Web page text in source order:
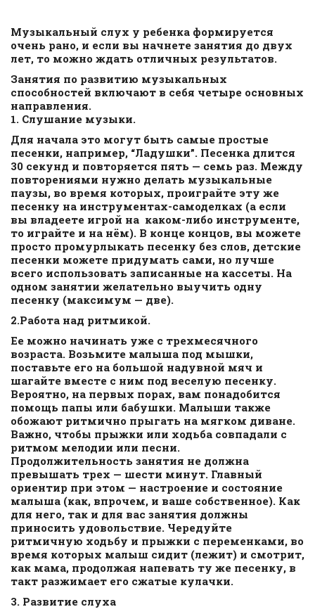
Музыкальный слух у ребенка формируется
очень рано, и если вы начнете занятия до двух
лет, то можно ждать отличных результатов.
Занятия по развитию музыкальных
способностей включают в себя четыре основных
направления.
1. Слушание музыки.
Для начала это могут быть самые простые
песенки, например, “Ладушки”. Песенка длится
30 секунд и повторяется пять — семь раз. Между
повторениями нужно делать музыкальные
паузы, во время которых, проиграйте эту же
песенку на инструментах-самоделках (а если
вы владеете игрой на каком-либо инструменте,
то играйте и на нём). В конце концов, вы можете
просто промурлыкать песенку без слов, детские
песенки можете придумать сами, но лучше
всего использовать записанные на кассеты. На
одном занятии желательно выучить одну
песенку (максимум — две).
2.Работа над ритмикой.
Ее можно начинать уже с трехмесячного
возраста. Возьмите малыша под мышки,
поставьте его на большой надувной мяч и
шагайте вместе с ним под веселую песенку.
Вероятно, на первых порах, вам понадобится
помощь папы или бабушки. Малыши также
обожают ритмично прыгать на мягком диване.
Важно, чтобы прыжки или ходьба совпадали с
ритмом мелодии или песни.
Продолжительность занятия не должна
превышать трех — шести минут. Главный
ориентир при этом — настроение и состояние
малыша (как, впрочем, и ваше собственное). Как
для него, так и для вас занятия должны
приносить удовольствие. Чередуйте
ритмичную ходьбу и прыжки с переменками, во
время которых малыш сидит (лежит) и смотрит,
как мама, продолжая напевать ту же песенку, в
такт разжимает его сжатые кулачки.
3. Развитие слуха